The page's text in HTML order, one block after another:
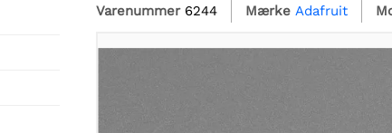
Varenummer 6244 Mærke Adafruit